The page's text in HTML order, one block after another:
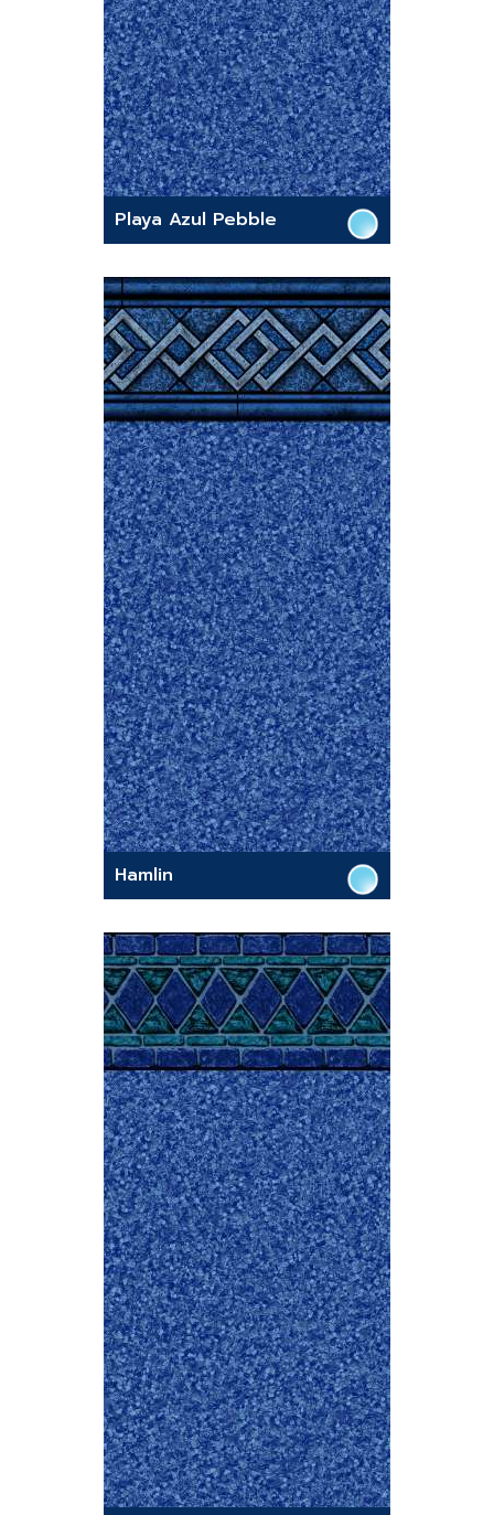
Playa Azul Pebble
Hamlin